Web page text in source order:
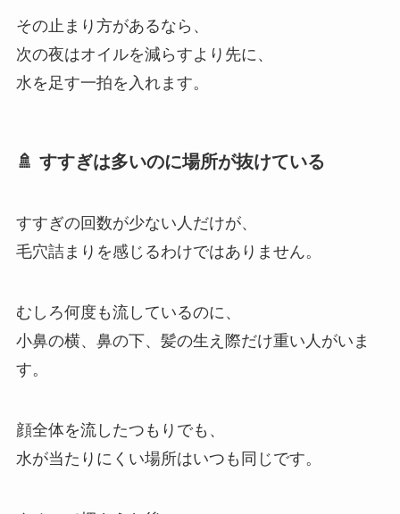
その止まり方があるなら、
次の夜はオイルを減らすより先に、
水を足す一拍を入れます。
🚿 すすぎは多いのに場所が抜けている
すすぎの回数が少ない人だけが、
毛穴詰まりを感じるわけではありません。
むしろ何度も流しているのに、
小鼻の横、鼻の下、髪の生え際だけ重い人がいま
す。
顔全体を流したつもりでも、
水が当たりにくい場所はいつも同じです。